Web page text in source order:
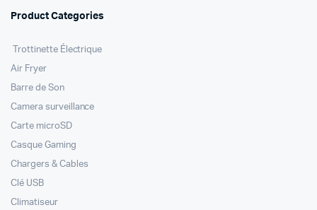
Product Categories
Trottinette Électrique
Air Fryer
Barre de Son
Camera surveillance
Carte microSD
Casque Gaming
Chargers & Cables
Clé USB
Climatiseur